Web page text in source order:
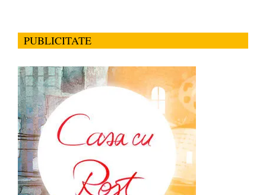
PUBLICITATE